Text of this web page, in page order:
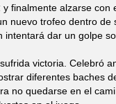
finalmente alzarse con
nuevo trofeo dentro
intentará dar un golpe
victoria. Celebró
diferentes baches
no quedarse en el